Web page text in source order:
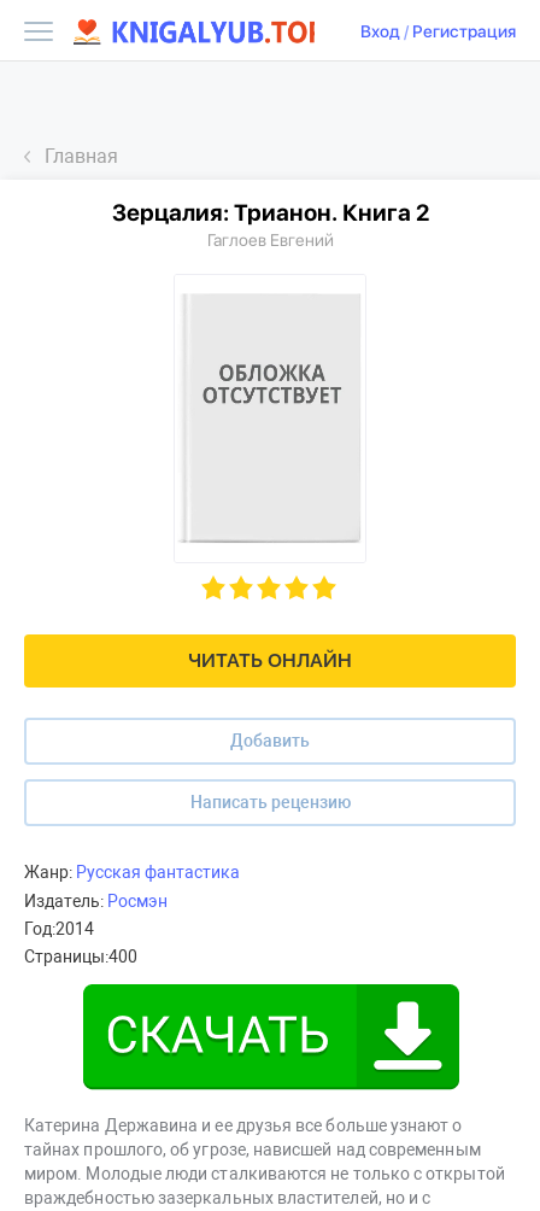
Вход/ Регистрация
Главная
ЧИТАТЬ ОНЛАЙН
Добавить
Написать рецензию
Зерцалия: Трианон. Книга 2
Гаглоев Евгений
Жанр: Русская фантастика
Издатель: Росмэн
Год:2014
Страницы:400
Катерина Державина и ее друзья все больше узнают о
тайнах прошлого, об угрозе, нависшей над современным
миром. Молодые люди сталкиваются не только с открытой
враждебностью зазеркальных властителей, но и с